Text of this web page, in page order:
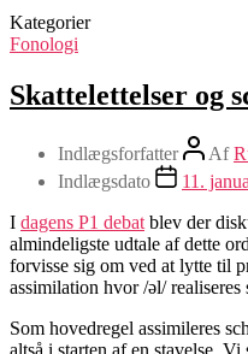
Kategorier
Fonologi
Skattelettelser og
Indlægsforfatter Af
Indlægsdato
11.
I dagens P1 debat blev der
almindeligste udtale af dette
forvisse sig om ved at lytte til
assimilation hvor /əl/
Som hovedregel assimileres
altså i starten af en stavelse.